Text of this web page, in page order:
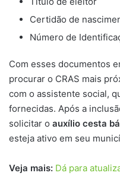
Certidão de
Número de
Com esses documentos
procurar o CRAS mais
com o assistente social,
fornecidas. Após a
solicitar o auxílio cesta
esteja ativo em seu
Veja mais: Dá para